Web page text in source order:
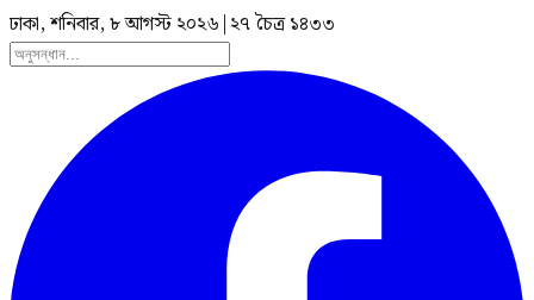
ঢাকা, শনিবার, ৮ আগস্ট ২০২৬ | ২৭ চৈত্র ১৪৩৩